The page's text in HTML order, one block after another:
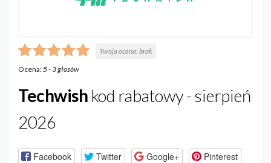
Twoja ocena:brak
Ocena:5-3głosów
Techwish kod rabatowy - sierpień
2026
Facebook Twitter Google+ Pinterest